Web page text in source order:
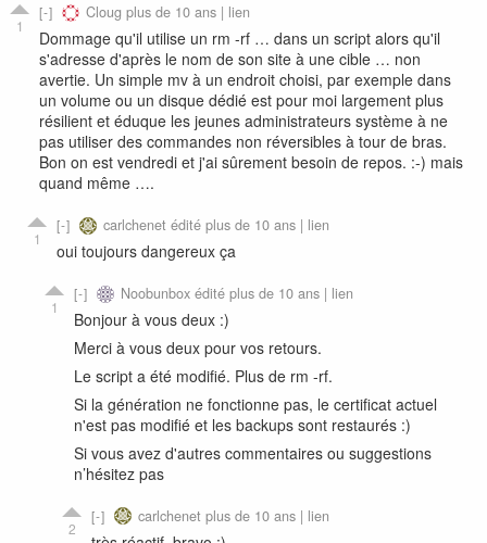
1
Cloug plus de 10 ans | lien
Dommage qu'il utilise un rm -rf … dans un script alors qu'il
s'adresse d'après le nom de son site à une cible … non
avertie. Un simple mv à un endroit choisi, par exemple dans
un volume ou un disque dédié est pour moi largement plus
résilient et éduque les jeunes administrateurs système à ne
pas utiliser des commandes non réversibles à tour de bras.
Bon on est vendredi et j'ai sûrement besoin de repos. :-) mais
quand même ….
1
carlchenet édité plus de 10 ans | lien
oui toujours dangereux ça
1
Noobunboxédité plus de 10 ans | lien
Bonjour à vous deux :)
Merci à vous deux pour vos retours.
Le script a été modifié. Plus de rm -rf.
Si la génération ne fonctionne pas, le certificat actuel
n'est pas modifié et les backups sont restaurés :)
Si vous avez d'autres commentaires ou suggestions
n’hésitez pas
2
carlchenet plus de 10 ans | lien